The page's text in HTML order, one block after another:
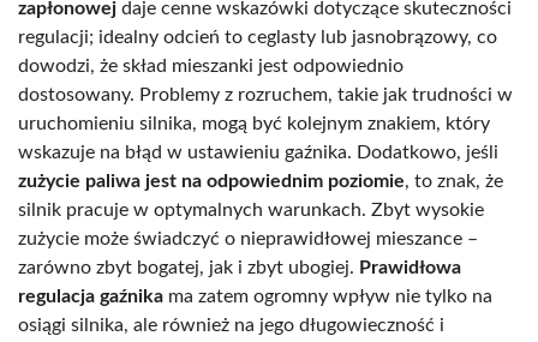
zapłonowej daje cenne wskazówki dotyczące skuteczności
regulacji; idealny odcień to ceglasty lub jasnobrązowy, co
dowodzi, że skład mieszanki jest odpowiednio
dostosowany. Problemy z rozruchem, takie jak trudności w
uruchomieniu silnika, mogą być kolejnym znakiem, który
wskazuje na błąd w ustawieniu gaźnika. Dodatkowo, jeśli
zużycie paliwa jest na odpowiednim poziomie, to znak, że
silnik pracuje w optymalnych warunkach. Zbyt wysokie
zużycie może świadczyć o nieprawidłowej mieszance –
zarówno zbyt bogatej, jak i zbyt ubogiej. Prawidłowa
regulacja gaźnika ma zatem ogromny wpływ nie tylko na
osiągi silnika, ale również na jego długowieczność i